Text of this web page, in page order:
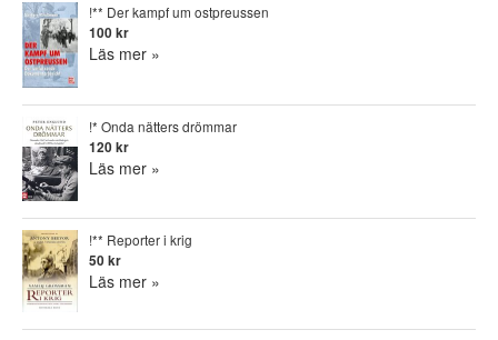
!** Der kampf um ostpreussen
100 kr
Läs mer »
!* Onda nätters drömmar
120 kr
Läs mer »
!** Reporter i krig
50 kr
Läs mer »